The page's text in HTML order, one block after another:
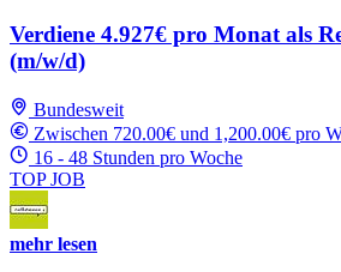
Verdiene 4.927€ pro Monat als
(m/w/d)
Bundesweit
Zwischen 720.00€ und 1,200.00€ pro
16 - 48 Stunden pro Woche
TOP JOB
mehr lesen